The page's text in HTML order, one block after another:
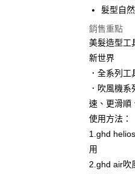
AFTEE先
相關說明
【關於「
AFTEE先享
便利好安心！
１．簡單
３．安心
【「AFTEE
１．於結帳
付」結帳頁
２．訂單成
３．收到
／ATM／網
運送方式
宅配
每筆
宅配-離島
每筆
髮型自
銷售重點
美髮造型工
新世界
．全系列
．吹風機
速、更滑順
使用方法：
1.ghd
用
2.ghd air吹